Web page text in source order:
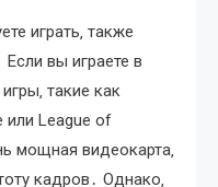
играть‚ также
вы играете в
такие как
или League of
мощная видеокарта‚
кадров․ Однако‚